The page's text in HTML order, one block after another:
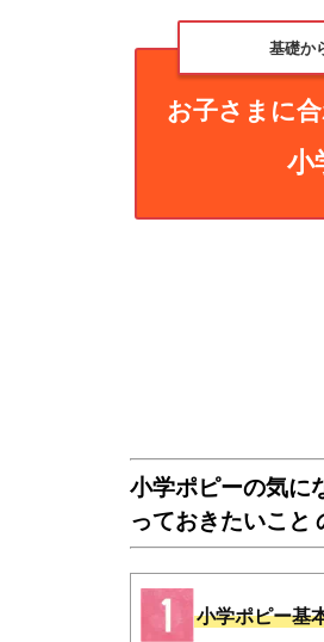
基礎か
お子さまに
小
小学ポピーの気に
っておきたいこと
小学ポピー基